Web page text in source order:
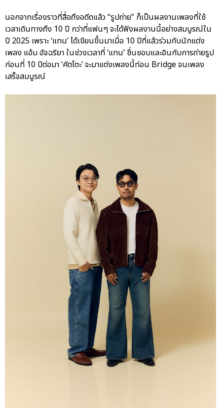
นอกจากเรื่องราวที่สื่อถึงอดีตแล้ว “รูปถ่าย” ก็เป็นผลงานเพลงที่ใช้
เวลาเดินทางถึง 10 ปี กว่าที่แฟนๆ จะได้ฟังผลงานนี้อย่างสมบูรณ์ใน
ปี 2025 เพราะ ‘แทน’ ได้เขียนขึ้นมาเมื่อ 10 ปีที่แล้วร่วมกับนักแต่ง
เพลง แอ้ม อัจฉริยา ในช่วงเวลาที่ ‘แทน’ ชื่นชอบและอินกับการถ่ายรูป
ก่อนที่ 10 ปีต่อมา ‘คัตโตะ’ จะมาแต่งเพลงนี้ท่อน Bridge จนเพลง
เสร็จสมบูรณ์